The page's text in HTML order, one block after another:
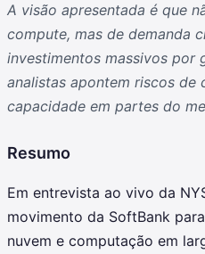
A visão apresentada é que
compute, mas de demanda
investimentos massivos por
analistas apontem riscos de
capacidade em partes do
Resumo
Em entrevista ao vivo da
movimento da SoftBank
nuvem e computação em